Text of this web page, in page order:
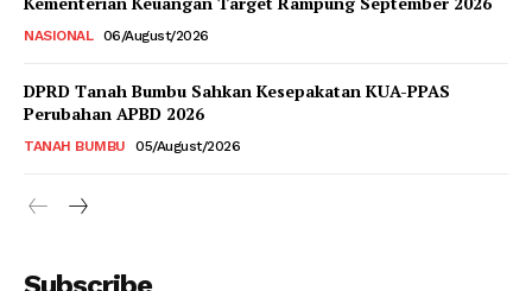
NASIONAL 06/August/2026
DPRD Tanah Bumbu Sahkan Kesepakatan KUA-PPAS
Perubahan APBD 2026
TANAH BUMBU 05/August/2026